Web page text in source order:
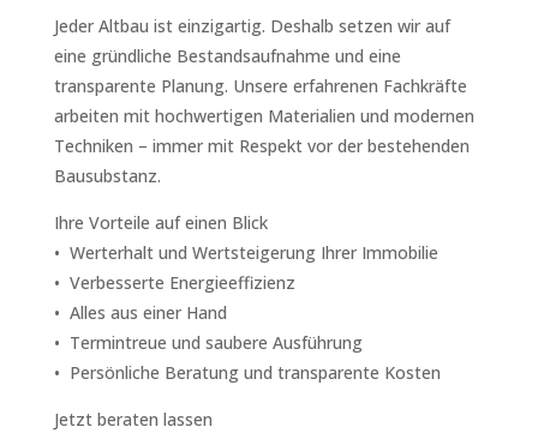
Jeder Altbau ist einzigartig. Deshalb setzen wir auf
eine gründliche Bestandsaufnahme und eine
transparente Planung. Unsere erfahrenen Fachkräfte
arbeiten mit hochwertigen Materialien und modernen
Techniken – immer mit Respekt vor der bestehenden
Bausubstanz.
Ihre Vorteile auf einen Blick
• Werterhalt und Wertsteigerung Ihrer Immobilie
• Verbesserte Energieeffizienz
• Alles aus einer Hand
• Termintreue und saubere Ausführung
• Persönliche Beratung und transparente Kosten
Jetzt beraten lassen